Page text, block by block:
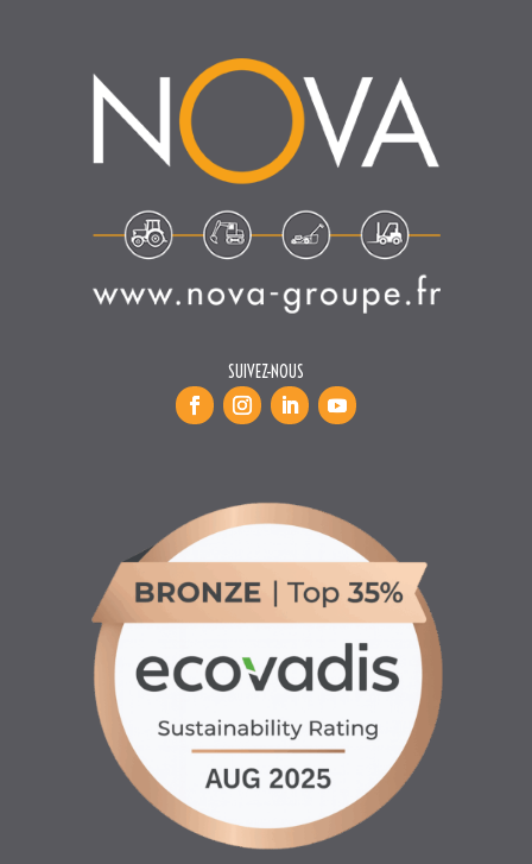
SUIVEZ-NOUS
INFORMATIONS